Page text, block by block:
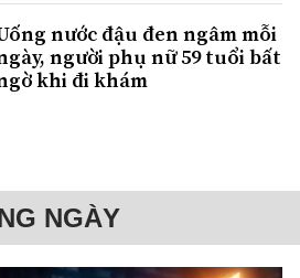
nước đậu đen ngâm mỗi
người phụ nữ 59 tuổi bất
khi đi khám
NGÀY